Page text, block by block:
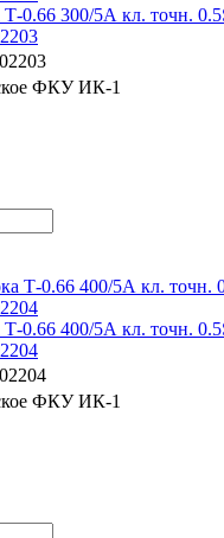
Т-0.66 300/5А кл. точн.
ФКУ ИК-1
Т-0.66 400/5А кл. точн.
ФКУ ИК-1